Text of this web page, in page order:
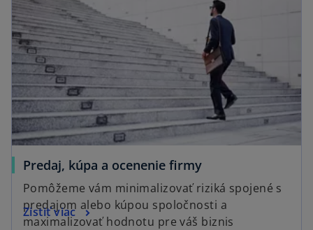
b
Predaj, kúpa a ocenenie firmy
Pomôžeme vám minimalizovať riziká spojené s
predajom alebo kúpou spoločnosti a
maximalizovať hodnotu pre váš biznis
Zistiť viac